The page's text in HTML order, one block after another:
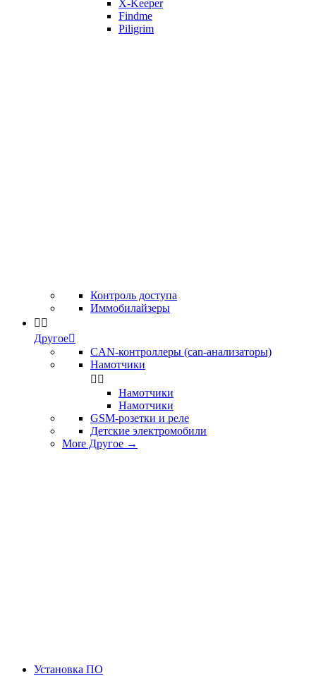
X-Keeper
Findme
Piligrim
Контроль доступа
Иммобилайзеры
 
Другое
CAN-контроллеры (can-анализаторы)
Намотчики
 
Намотчики
Намотчики
GSM-розетки и реле
Детские электромобили
More Другое →
Установка ПО